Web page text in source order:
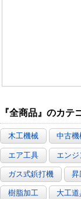
『全商品』のカテ
木工機械 中古機
エア工具 エン
ガス式鋲打機 昇
樹脂加工 大工道